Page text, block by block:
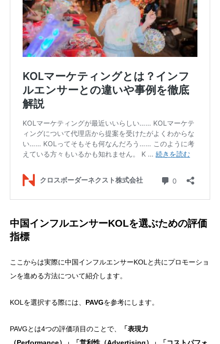
中国インフルエンサーKOLを選ぶための評価
指標
ここからは実際に中国インフルエンサーKOLと共にプロモーショ
ンを進める方法について紹介します。
KOLを選択する際には、 PAVGを参考にします。
PAVGとは4つの評価項目のことで、
「表現力